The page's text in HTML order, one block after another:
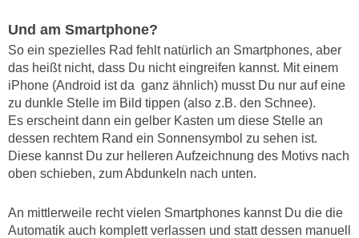
Und am Smartphone?
So ein spezielles Rad fehlt natürlich an Smartphones, aber
das heißt nicht, dass Du nicht eingreifen kannst. Mit einem
iPhone (Android ist da ganz ähnlich) musst Du nur auf eine
zu dunkle Stelle im Bild tippen (also z.B. den Schnee).
Es erscheint dann ein gelber Kasten um diese Stelle an
dessen rechtem Rand ein Sonnensymbol zu sehen ist.
Diese kannst Du zur helleren Aufzeichnung des Motivs nach
oben schieben, zum Abdunkeln nach unten.
An mittlerweile recht vielen Smartphones kannst Du die die
Automatik auch komplett verlassen und statt dessen manuell